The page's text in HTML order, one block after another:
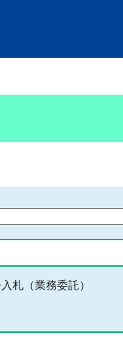
札（業務委託）